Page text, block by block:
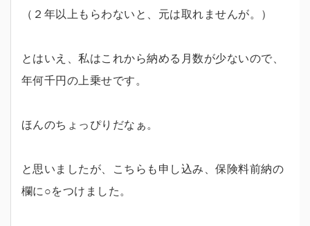
（２年以上もらわないと、元は取れませんが。）
とはいえ、私はこれから納める月数が少ないので、
年何千円の上乗せです。
ほんのちょっぴりだなぁ。
と思いましたが、こちらも申し込み、保険料前納の
欄に○をつけました。